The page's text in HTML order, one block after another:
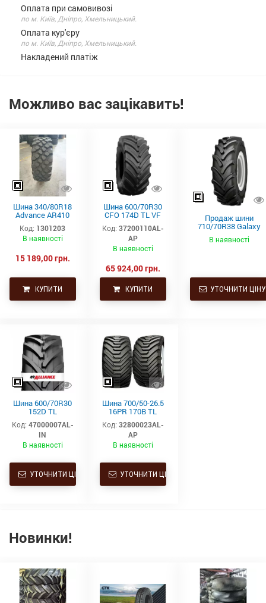
Оплата при самовивозі
по м. Київ, Дніпро, Хмельницький.
Оплата кур'єру
по м. Київ, Дніпро, Хмельницький.
Накладений платіж
Можливо вас зацікавить!
Шина 340/80R18
Advance AR410
(R4, 143A8, TL)
шашка
Код: 1301203
В наявності
15 189,00 грн.
КУПИТИ
Шина 600/70R30
CFO 174D TL VF
372 Alliance
Код: 37200110AL-
AP
В наявності
65 924,00 грн.
КУПИТИ
Продаж шини
710/70R38 Galaxy
Earthpro Radial 700
(172D, TL) для
В наявності
УТОЧНИТИ ЦІНУ
Шина 600/70R30
152D TL
AGRISTAR II 70
Alliance —
універсальна
силова шина для
середнього та
високого класу
Код: 47000007AL-
IN
В наявності
УТОЧНИТИ ЦІНУ
Шина 700/50-26.5
16PR 170B TL
TEXTILE (T) 328
XP Alliance
Код: 32800023AL-
AP
В наявності
УТОЧНИТИ ЦІНУ
Новинки!